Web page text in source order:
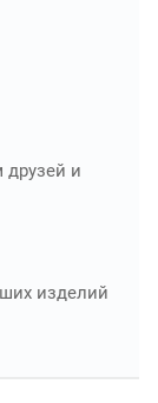
друзей и
изделий